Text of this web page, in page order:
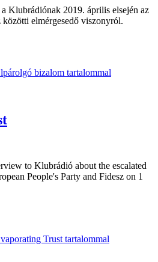
Klubrádiónak 2019. április elsején az
elmérgesedő viszonyról.
bizalom tartalommal
to Klubrádió about the escalated
People's Party and Fidesz on 1
Trust tartalommal